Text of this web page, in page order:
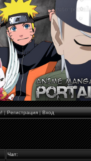
|Регистрация|Вход
Чат: